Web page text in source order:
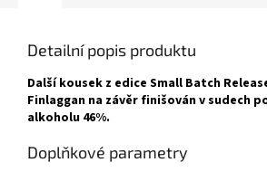
Detailní popis produktu
Další kousek z edice Small Batch
Finlaggan na závěr finišován v sudech
alkoholu 46%.
Doplňkové parametry